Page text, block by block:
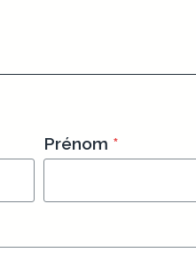
Prénom *